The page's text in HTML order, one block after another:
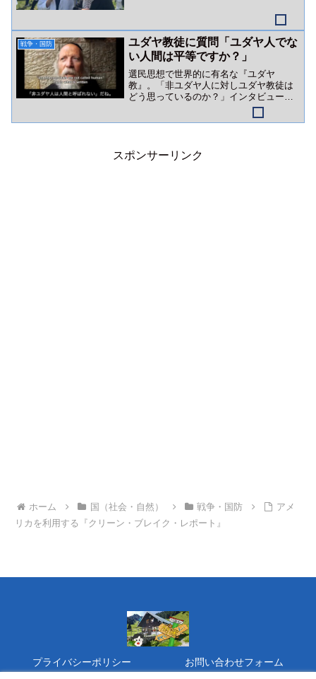
戦争・国防
ユダヤ教徒に質問「ユダヤ人でな
い人間は平等ですか？」
選民思想で世界的に有名な『ユダヤ
教』。「非ユダヤ人に対しユダヤ教徒は
どう思っているのか？」インタビュー動
スポンサーリンク
ホーム 国（社会・自然） 戦争・国防
アメ
リカを利用する『クリーン・ブレイク・レポート』
プライバシーポリシー お問い合わせフォーム